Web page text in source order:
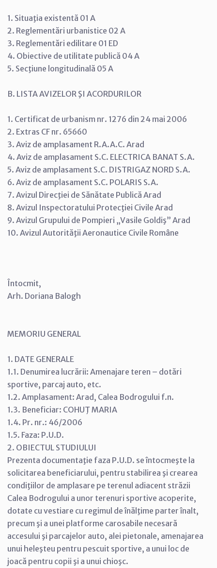
1. Situaţia existentă 01 A
2. Reglementări urbanistice 02 A
3. Reglementări edilitare 01 ED
4. Obiective de utilitate publică 04 A
5. Secţiune longitudinală 05 A
B. LISTA AVIZELOR ŞI ACORDURILOR
1. Certificat de urbanism nr. 1276 din 24 mai 2006
2. Extras CF nr. 65660
3. Aviz de amplasament R.A.A.C. Arad
4. Aviz de amplasament S.C. ELECTRICA BANAT S.A.
5. Aviz de amplasament S.C. DISTRIGAZ NORD S.A.
6. Aviz de amplasament S.C. POLARIS S.A.
7. Avizul Direcţiei de Sănătate Publică Arad
8. Avizul Inspectoratului Protecţiei Civile Arad
9. Avizul Grupului de Pompieri „Vasile Goldiş” Arad
10. Avizul Autorităţii Aeronautice Civile Române
Întocmit,
Arh. Doriana Balogh
MEMORIU GENERAL
1. DATE GENERALE
1.1. Denumirea lucrării: Amenajare teren – dotări
sportive, parcaj auto, etc.
1.2. Amplasament: Arad, Calea Bodrogului f.n.
1.3. Beneficiar: COHUŢ MARIA
1.4. Pr. nr.: 46/2006
1.5. Faza: P.U.D.
2. OBIECTUL STUDIULUI
Prezenta documentaţie faza P.U.D. se întocmeşte la
solicitarea beneficiarului, pentru stabilirea şi crearea
condiţiilor de amplasare pe terenul adiacent străzii
Calea Bodrogului a unor terenuri sportive acoperite,
dotate cu vestiare cu regimul de înălţime parter înalt,
precum şi a unei platforme carosabile necesară
accesului şi parcajelor auto, alei pietonale, amenajarea
unui heleşteu pentru pescuit sportive, a unui loc de
joacă pentru copii şi a unui chioşc.